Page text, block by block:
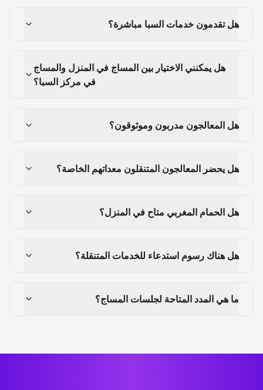
هل تقدمون خدمات السبا مباشرة؟
هل يمكنني الاختيار بين المساج في المنزل والمساج
في مركز السبا؟
هل المعالجون مدربون وموثوقون؟
هل يحضر المعالجون المتنقلون معداتهم الخاصة؟
هل الحمام المغربي متاح في المنزل؟
هل هناك رسوم استدعاء للخدمات المتنقلة؟
ما هي المدد المتاحة لجلسات المساج؟